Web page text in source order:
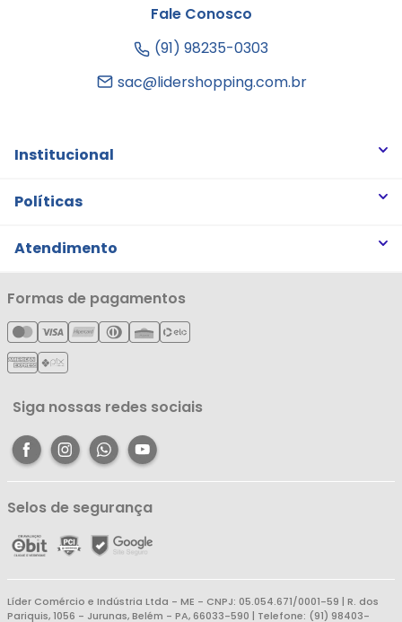
Fale Conosco
(91) 98235-0303
sac@lidershopping.com.br
Institucional
Quem somos
Notícias
Cartão Líderzan
Políticas
Trocas e Devoluções
Política de Privacidade
Política de Entrega
Política de Reembolso
Atendimento
Minha Conta
Meus Pedidos
Meus Favoritos
Central de Atendimento
Formas de pagamentos
Siga nossas redes sociais
Selos de segurança
Líder Comércio e Indústria Ltda - ME - CNPJ: 05.054.671/0001-59 | R. dos
Pariquis, 1056 - Jurunas, Belém - PA, 66033-590 | Telefone: (91) 98403-